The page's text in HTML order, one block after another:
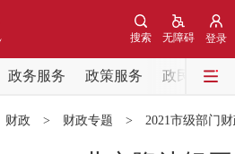
登录
无障碍
搜索
政务服务 政策服务
政民互动
财政 > 财政专题 > 2021市级部门